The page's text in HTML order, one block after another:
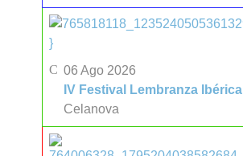
}
06 Ago 2026
IV Festival Lembranza Ibérica
Celanova